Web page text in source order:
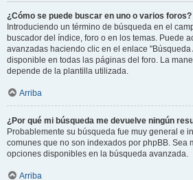
¿Cómo se puede buscar en uno o varios foros?
Introduciendo un término de búsqueda en el
buscador del índice, foro o en los temas. Puede
avanzadas haciendo clic en el enlace "Búsqueda
disponible en todas las páginas del foro. La
depende de la plantilla utilizada.
Arriba
¿Por qué mi búsqueda me devuelve ningún
Probablemente su búsqueda fue muy general e
comunes que no son indexados por phpBB. Sea
opciones disponibles en la búsqueda avanzada.
Arriba